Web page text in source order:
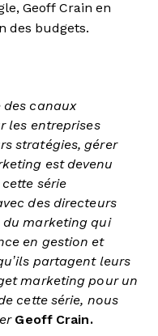
Geoff Crain en
des budgets.
des canaux
les entreprises
stratégies, gérer
est devenu
série
des directeurs
du marketing qui
en gestion et
partagent leurs
marketing pour un
cette série, nous
Geoff Crain.